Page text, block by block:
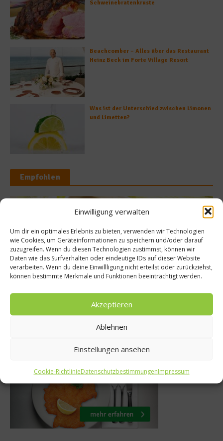
Einwilligung verwalten
Um dir ein optimales Erlebnis zu bieten, verwenden wir Technologien
wie Cookies, um Geräteinformationen zu speichern und/oder darauf
zuzugreifen. Wenn du diesen Technologien zustimmst, können wir
Daten wie das Surfverhalten oder eindeutige IDs auf dieser Website
verarbeiten. Wenn du deine Einwillligung nicht erteilst oder zurückziehst,
können bestimmte Merkmale und Funktionen beeinträchtigt werden.
Akzeptieren
Ablehnen
Einstellungen ansehen
Cookie-RichtlinieDatenschutzbestimmungenImpressum
Schweinebratenkruste
Beachcomber – Alles über das Restaurant
Heinz Beck im Forte Village Resort
Was ist der Unterschied zwischen Limonen
und Limetten?
Empfohlen
mit
Pesto und
Christstollen:
Striezel ist
8.